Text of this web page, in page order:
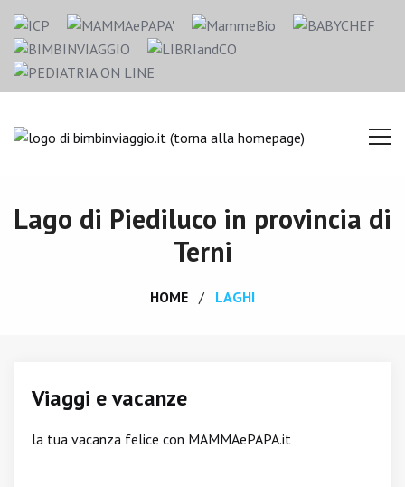
Lago di Piediluco in provincia di
Terni
HOME LAGHI
Viaggi e vacanze
la tua vacanza felice con MAMMAePAPA.it